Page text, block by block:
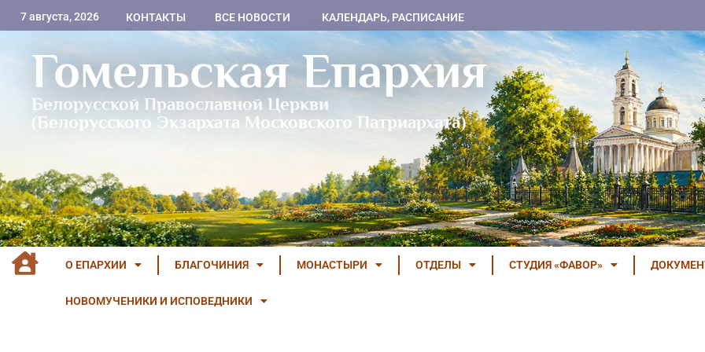
7 августа, 2026 КОНТАКТЫ ВСЕ НОВОСТИ КАЛЕНДАРЬ, РАСПИСАНИЕ
Гомельская Епархия
Белорусской Православной Церкви
(Белорусского Экзархата Московского Патриархата)
О ЕПАРХИИ БЛАГОЧИНИЯ МОНАСТЫРИ ОТДЕЛЫ СТУДИЯ «ФАВОР»
НОВОМУЧЕНИКИ И ИСПОВЕДНИКИ